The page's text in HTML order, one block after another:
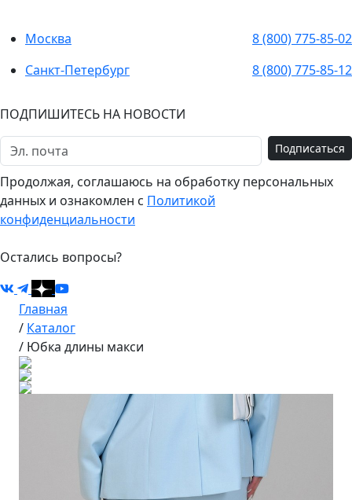
Москва
8 (800) 775-85-02
Санкт-Петербург
8 (800) 775-85-12
ПОДПИШИТЕСЬ НА НОВОСТИ
Подписаться
Продолжая, соглашаюсь на обработку персональных
данных и ознакомлен с Политикой
конфиденциальности
Остались вопросы?
Главная
/ Каталог
/ Юбка длины макси